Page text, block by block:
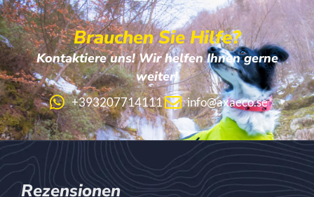
Brauchen Sie Hilfe?
Kontaktiere uns! Wir helfen Ihnen gerne
weiter!
+393207714111 info@axaeco.se
Rezensionen